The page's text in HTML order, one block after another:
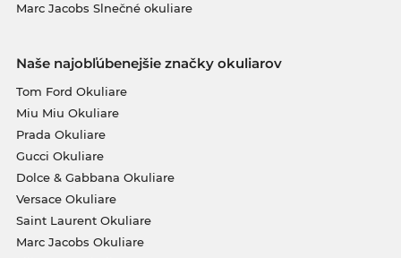
Marc Jacobs Slnečné okuliare
Naše najobľúbenejšie značky okuliarov
Tom Ford Okuliare
Miu Miu Okuliare
Prada Okuliare
Gucci Okuliare
Dolce & Gabbana Okuliare
Versace Okuliare
Saint Laurent Okuliare
Marc Jacobs Okuliare